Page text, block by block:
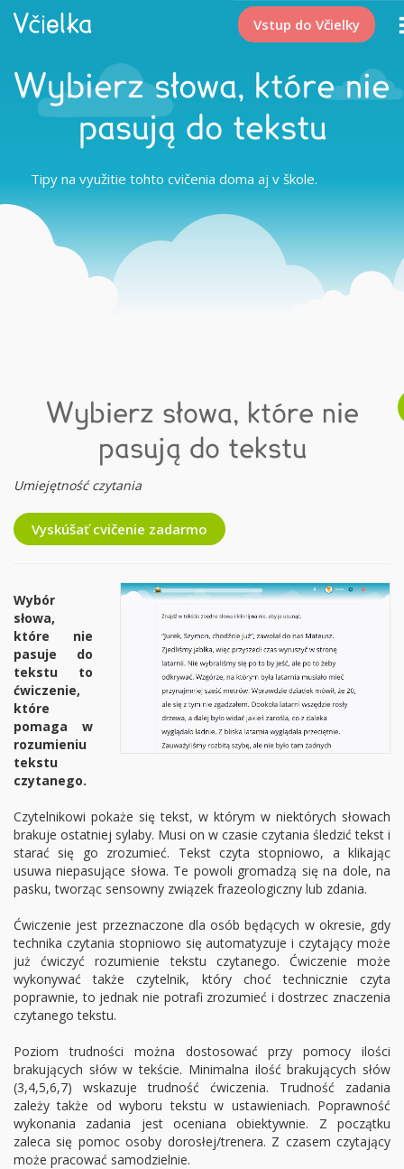
Vstup do Včielky
Wybierz słowa, które nie
pasują do tekstu
Tipy na využitie tohto cvičenia doma aj v škole.
Wybierz słowa, które nie
pasują do tekstu
Umiejętność czytania
Vyskúšať cvičenie zadarmo
Wybór
słowa,
które nie
pasuje do
tekstu to
ćwiczenie,
które
pomaga w
rozumieniu
tekstu
czytanego.
Czytelnikowi pokaże się tekst, w którym w niektórych słowach
brakuje ostatniej sylaby. Musi on w czasie czytania śledzić tekst i
starać się go zrozumieć. Tekst czyta stopniowo, a klikając
usuwa niepasujące słowa. Te powoli gromadzą się na dole, na
pasku, tworząc sensowny związek frazeologiczny lub zdania.
Ćwiczenie jest przeznaczone dla osób będących w okresie, gdy
technika czytania stopniowo się automatyzuje i czytający może
już ćwiczyć rozumienie tekstu czytanego. Ćwiczenie może
wykonywać także czytelnik, który choć technicznie czyta
poprawnie, to jednak nie potrafi zrozumieć i dostrzec znaczenia
czytanego tekstu.
Poziom trudności można dostosować przy pomocy ilości
brakujących słów w tekście. Minimalna ilość brakujących słów
(3,4,5,6,7) wskazuje trudność ćwiczenia. Trudność zadania
zależy także od wyboru tekstu w ustawieniach. Poprawność
wykonania zadania jest oceniana obiektywnie. Z początku
zaleca się pomoc osoby dorosłej/trenera. Z czasem czytający
może pracować samodzielnie.